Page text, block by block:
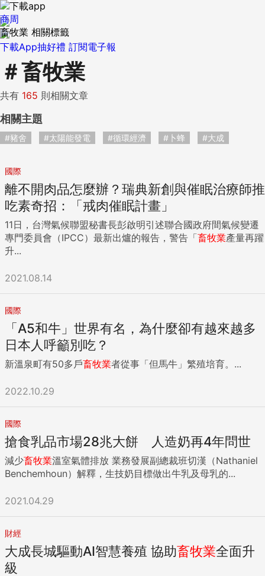
下載App抽好禮 訂閱電子報
商周
畜牧業 相關標籤
＃畜牧業
共有 165 則相關文章
相關主題
#豬舍 #太陽能發電 #循環經濟 #卜蜂 #大成
國際
離不開肉品怎麼辦？瑞典新創與催眠治療師推
吃素奇招：「戒肉催眠計畫」
11日，台灣氣候聯盟秘書長彭啟明引述聯合國政府間氣候變遷
專門委員會（IPCC）最新出爐的報告，警告「畜牧業產量再躍
升...
2021.08.14
國際
「A5和牛」世界有名，為什麼卻有越來越多
日本人呼籲別吃？
新溫泉町有50多戶畜牧業者從事「但馬牛」繁殖培育。...
2022.10.29
國際
搶食乳品市場28兆大餅 人造奶再4年問世
減少畜牧業溫室氣體排放 業務發展副總裁班切漢（Nathaniel
Benchemhoun）解釋，生技奶目標做出牛乳及母乳的...
2021.04.29
財經
大成長城驅動AI智慧養殖 協助畜牧業全面升
級